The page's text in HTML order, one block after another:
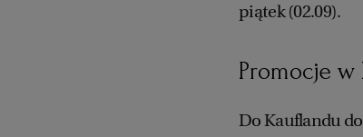
piątek (02.09).
Promocje
Do Kauflandu